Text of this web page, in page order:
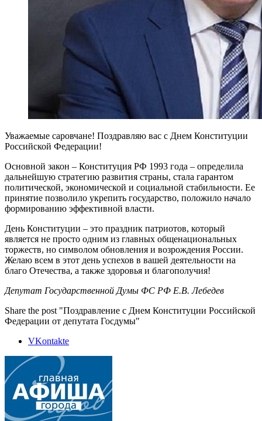
Уважаемые саровчане! Поздравляю вас с Днем Конституции
Российской Федерации!
Основной закон – Конституция РФ 1993 года – определила
дальнейшую стратегию развития страны, стала гарантом
политической, экономической и социальной стабильности. Ее
принятие позволило укрепить государство, положило начало
формированию эффективной власти.
День Конституции – это праздник патриотов, который
является не просто одним из главных общенациональных
торжеств, но символом обновления и возрождения России.
Желаю всем в этот день успехов в вашей деятельности на
благо Отечества, а также здоровья и благополучия!
Депутат Государственной Думы ФС РФ Е.В. Лебедев
Share the post "Поздравление с Днем Конституции Российской
Федерации от депутата Госдумы"
VKontakte